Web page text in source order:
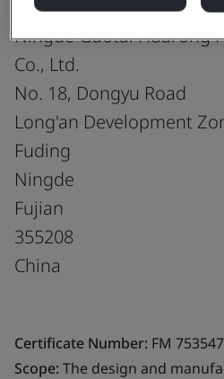
Ningde Guotai Huarong
Co., Ltd.
No. 18, Dongyu Road
Long'an Development
Fuding
Ningde
Fujian
355208
China
Certificate Number: FM 753547
Scope:The design and